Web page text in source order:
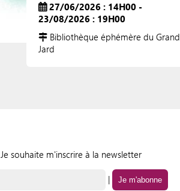
27/06/2026 : 14H00 -
23/08/2026 : 19H00
Bibliothèque éphémère du Grand
Jard
Je souhaite m'inscrire à la newsletter
|